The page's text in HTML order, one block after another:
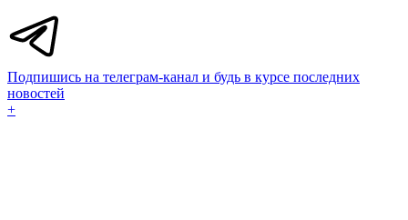
Подпишись на телеграм-канал и будь в курсе последних
новостей
+